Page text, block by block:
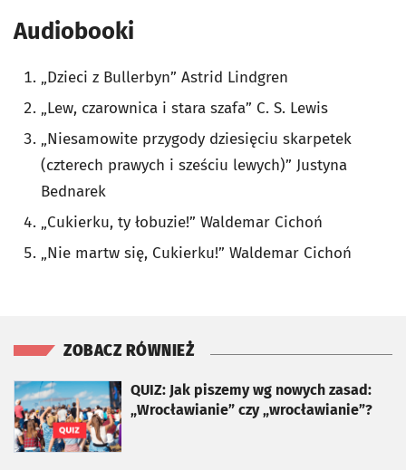
Audiobooki
„Dzieci z Bullerbyn” Astrid Lindgren
„Lew, czarownica i stara szafa” C. S. Lewis
„Niesamowite przygody dziesięciu skarpetek
(czterech prawych i sześciu lewych)” Justyna
Bednarek
„Cukierku, ty łobuzie!” Waldemar Cichoń
„Nie martw się, Cukierku!” Waldemar Cichoń
ZOBACZ RÓWNIEŻ
QUIZ: Jak piszemy wg nowych zasad:
„Wrocławianie” czy „wrocławianie”?
otworzy się w nowej karcie